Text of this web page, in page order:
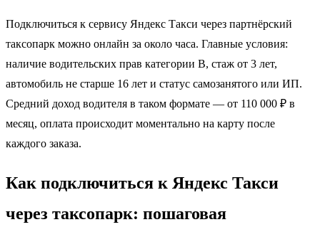
Подключиться к сервису Яндекс Такси через партнёрский
таксопарк можно онлайн за около часа. Главные условия:
наличие водительских прав категории B, стаж от 3 лет,
автомобиль не старше 16 лет и статус самозанятого или ИП.
Средний доход водителя в таком формате — от 110 000 ₽ в
месяц, оплата происходит моментально на карту после
каждого заказа.
Как подключиться к Яндекс Такси
через таксопарк: пошаговая